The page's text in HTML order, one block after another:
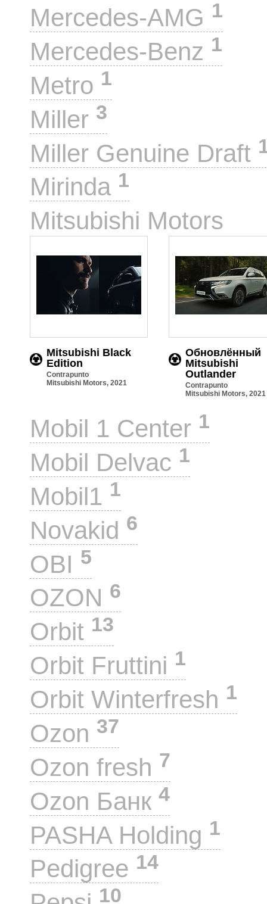
Mercedes-AMG 1
Mercedes-Benz 1
Metro 1
Miller 3
Miller Genuine Draft
Mirinda 1
Mitsubishi Motors
Mitsubishi Black
Edition
Contrapunto
Mitsubishi Motors, 2021
Обновлённый
Mitsubishi
Outlander
Contrapunto
Mitsubishi Motors, 2021
Mobil 1 Center 1
Mobil Delvac 1
Mobil1 1
Novakid 6
OBI 5
OZON 6
Orbit 13
Orbit Fruttini 1
Orbit Winterfresh 1
Ozon 37
Ozon fresh 7
Ozon Банк 4
PASHA Holding 1
Pedigree 14
10